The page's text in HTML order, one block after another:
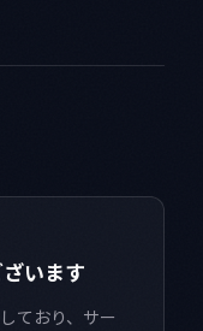
います
ており、サー